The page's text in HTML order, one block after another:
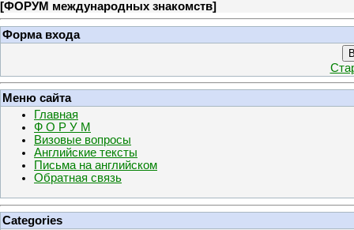
[ФОРУМ международных знакомств]
Форма входа
Меню сайта
Главная
Ф О Р У М
Визовые вопросы
Английские тексты
Письма на английском
Обратная связь
Categories